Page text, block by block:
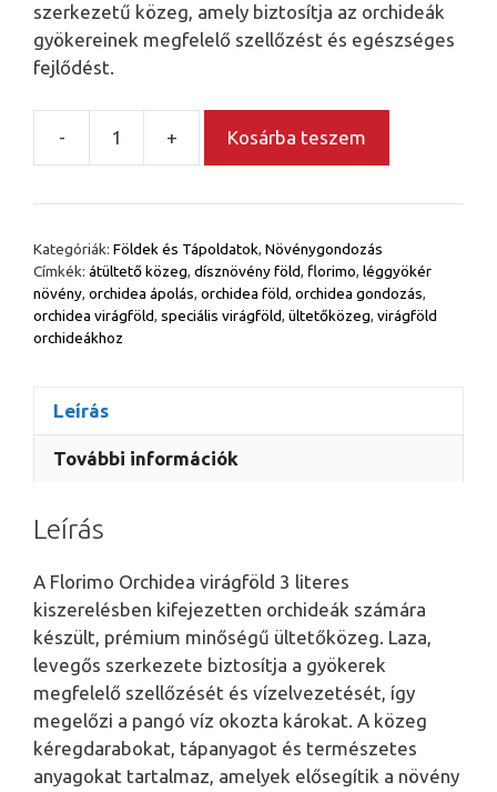
szerkezetű közeg, amely biztosítja az orchideák
gyökereinek megfelelő szellőzést és egészséges
fejlődést.
-
Florimo
Orchidea
3
literes
mennyiség
+ Kosárba teszem
Kategóriák: Földek és Tápoldatok, Növénygondozás
Címkék: átültető közeg, dísznövény föld, florimo, léggyökér
növény, orchidea ápolás, orchidea föld, orchidea gondozás,
orchidea virágföld, speciális virágföld, ültetőközeg, virágföld
orchideákhoz
Leírás
További információk
Leírás
A Florimo Orchidea virágföld 3 literes
kiszerelésben kifejezetten orchideák számára
készült, prémium minőségű ültetőközeg. Laza,
levegős szerkezete biztosítja a gyökerek
megfelelő szellőzését és vízelvezetését, így
megelőzi a pangó víz okozta károkat. A közeg
kéregdarabokat, tápanyagot és természetes
anyagokat tartalmaz, amelyek elősegítik a növény